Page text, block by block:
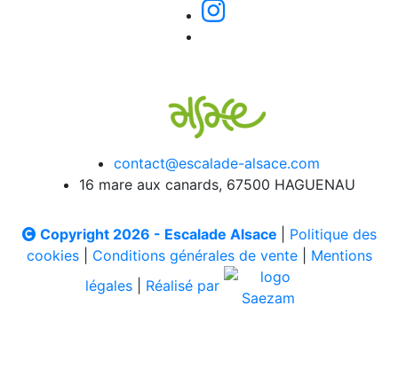
contact@escalade-alsace.com
16 mare aux canards, 67500 HAGUENAU
Copyright 2026 - Escalade Alsace
Politique des
cookies| Conditions générales de vente| Mentions
légales
Réalisé par